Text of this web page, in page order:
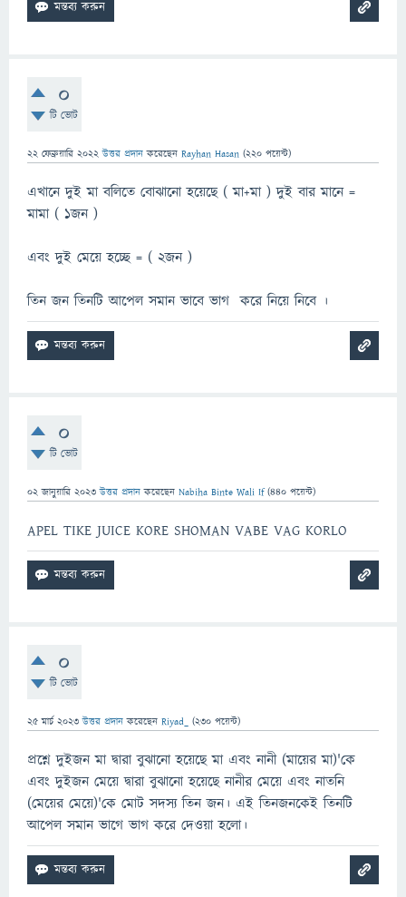
0
টি ভোট
22 ফেব্রুয়ারি 2022 উত্তর প্রদান করেছেন Rayhan Hasan (220 পয়েন্ট)
এখানে দুই মা বলিতে বোঝানো হয়েছে ( মা+মা ) দুই বার মানে =
মামা ( ১জন )
এবং দুই মেয়ে হচ্ছে = ( ২জন )
তিন জন তিনটি আপেল সমান ভাবে ভাগ করে নিয়ে নিবে ।
0
টি ভোট
02 জানুয়ারি 2023 উত্তর প্রদান করেছেন Nabiha Binte Wali If (440 পয়েন্ট)
APEL TIKE JUICE KORE SHOMAN VABE VAG KORLO
0
টি ভোট
25 মার্চ 2023 উত্তর প্রদান করেছেন Riyad_ (230 পয়েন্ট)
প্রশ্নে দুইজন মা দ্বারা বুঝানো হয়েছে মা এবং নানী (মায়ের মা)'কে
এবং দুইজন মেয়ে দ্বারা বুঝানো হয়েছে নানীর মেয়ে এবং নাতনি
(মেয়ের মেয়ে)'কে মোট সদস্য তিন জন। এই তিনজনকেই তিনটি
আপেল সমান ভাগে ভাগ করে দেওয়া হলো।